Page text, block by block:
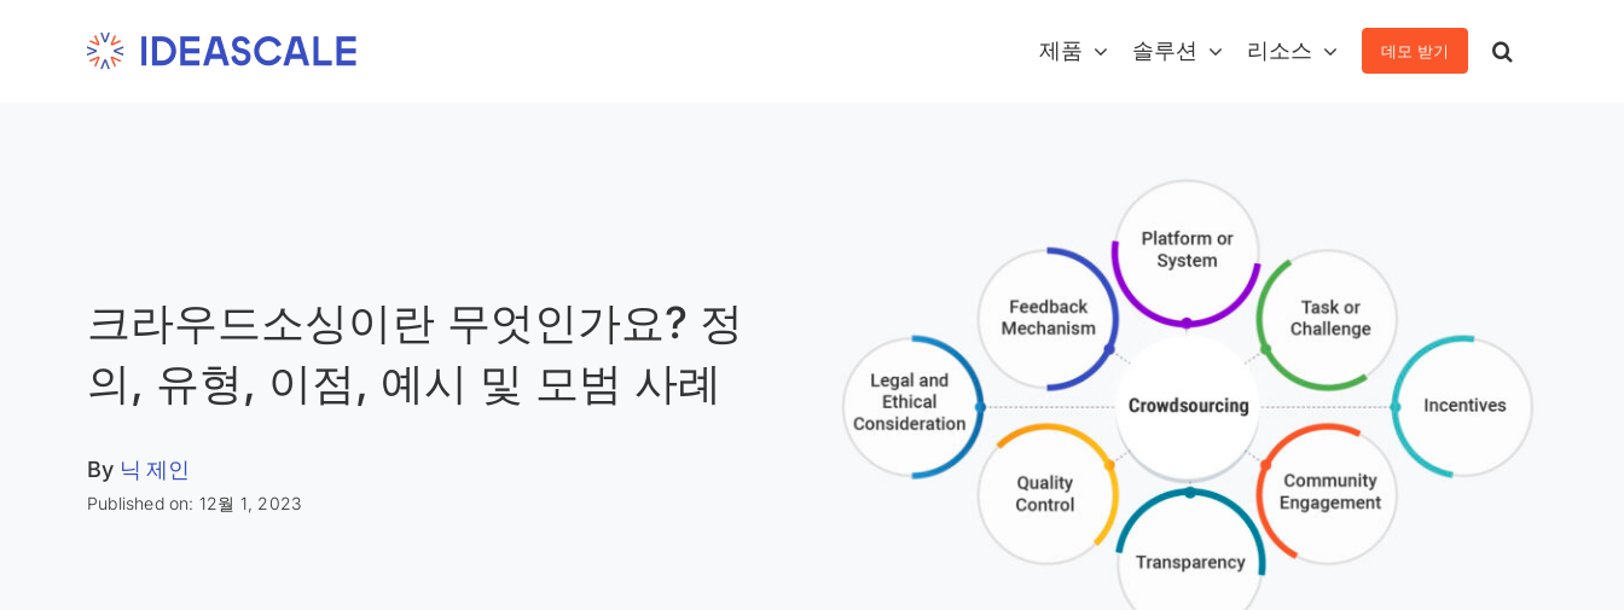
제품 솔루션 리소스 데모 받기
크라우드소싱이란 무엇인가요? 정
의, 유형, 이점, 예시 및 모범 사례
By 닉 제인
Published on: 12월 1, 2023